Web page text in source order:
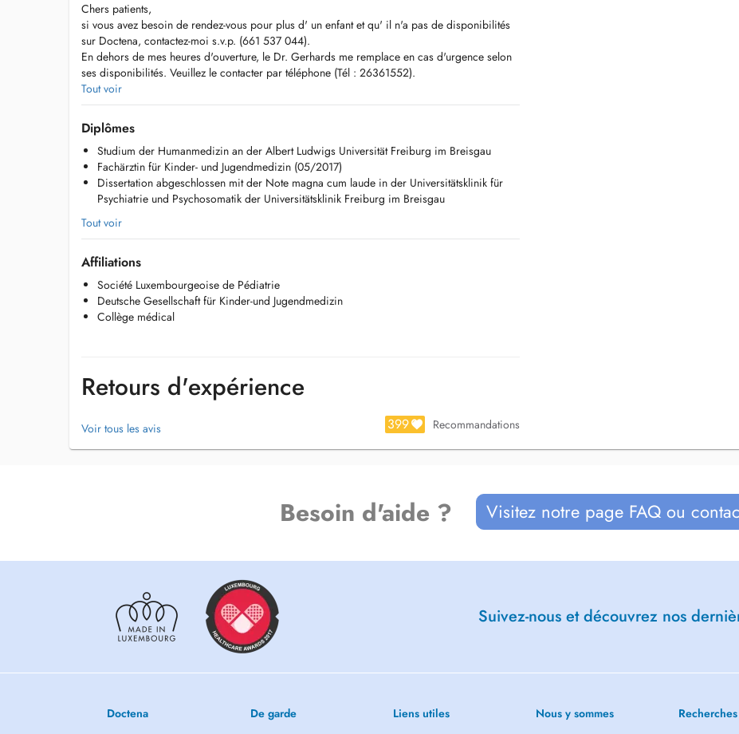
Chers patients,
si vous avez besoin de rendez-vous pour plus d' un enfant et qu' il n'a pas de disponibilités
sur Doctena, contactez-moi s.v.p. (661 537 044).
En dehors de mes heures d'ouverture, le Dr. Gerhards me remplace en cas d'urgence selon
ses disponibilités. Veuillez le contacter par téléphone (Tél : 26361552).
Pour les consultations pédiatriques en dehors des heures d'ouverture des cabinets médicaux,
veuillez contacter les services de garde de la Kannerklinik ou de la policlinique pédiatrique
de l´hopital Kirchberg.
A cause d'une trop forte demande, il n'y a actuellement pas de possibilité de prendre un rdv
par Doctena pour les nouveaux patients. Si vous avez ou attendez un nouveau-né et habitez
dans les communes proches du cabinet ou venez d' emménager avec des enfants, appelez-
moi par téléphone svp.
Tout voir
Diplômes
Studium der Humanmedizin an der Albert Ludwigs Universität Freiburg im Breisgau
Fachärztin für Kinder- und Jugendmedizin (05/2017)
Dissertation abgeschlossen mit der Note magna cum laude in der Universitätsklinik für
Psychiatrie und Psychosomatik der Universitätsklinik Freiburg im Breisgau
Tout voir
Affiliations
Société Luxembourgeoise de Pédiatrie
Deutsche Gesellschaft für Kinder-und Jugendmedizin
Collège médical
Retours d'expérience
Voir tous les avis 399 Recommandations
Besoin d'aide ? Visitez notre page FAQ ou
Suivez-nous et découvrez nos
Doctena De garde Liens utiles Nous y sommes